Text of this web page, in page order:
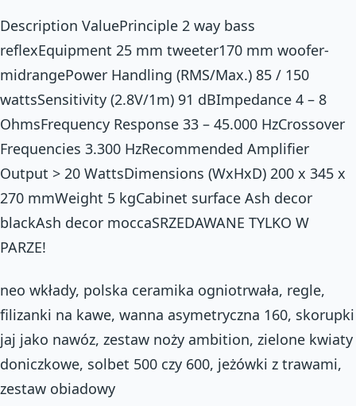
Description ValuePrinciple 2 way bass
reflexEquipment 25 mm tweeter170 mm woofer-
midrangePower Handling (RMS/Max.) 85 / 150
wattsSensitivity (2.8V/1m) 91 dBImpedance 4 – 8
OhmsFrequency Response 33 – 45.000 HzCrossover
Frequencies 3.300 HzRecommended Amplifier
Output > 20 WattsDimensions (WxHxD) 200 x 345 x
270 mmWeight 5 kgCabinet surface Ash decor
blackAsh decor moccaSRZEDAWANE TYLKO W
PARZE!
neo wkłady, polska ceramika ogniotrwała, regle,
filizanki na kawe, wanna asymetryczna 160, skorupki
jaj jako nawóz, zestaw noży ambition, zielone kwiaty
doniczkowe, solbet 500 czy 600, jeżówki z trawami,
zestaw obiadowy